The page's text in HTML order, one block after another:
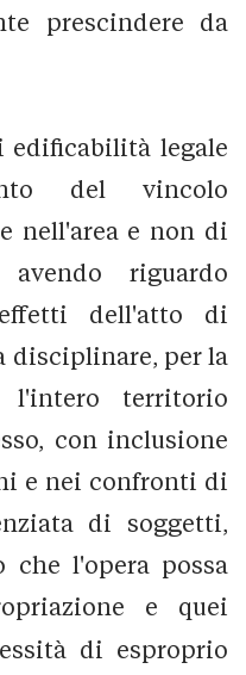
prescindere da
legale
del vincolo
nell'area e non di
avendo riguardo
dell'atto di
disciplinare, per la
l'intero territorio
con inclusione
e nei confronti di
di soggetti,
che l'opera possa
e quei
di esproprio